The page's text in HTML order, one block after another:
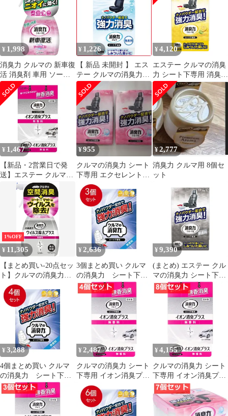
¥ 1,998
消臭力 クルマの 新車復
活 消臭剤 車用 ソープ
の香り 250ml 車 除菌&
抗
¥ 1,226
【 新品 未開封 】 エス
テー クルマの消臭力シ
ート下専用300g無香料
未使用 送料無料
¥ 4,120
エステー クルマの消臭
力 シート下専用 消臭芳
香剤 車用 フレッシュシ
トラスの香り 300g K-
65
¥ 1,467
【新品・2営業日で発
送】エステー クルマの
消臭力 シート下専用 イ
オン消臭プラス 無香料
¥955
クルマの消臭力 シート
下専用 エクセレントソ
ープ 2個セット
¥2,777
消臭力 クルマ用 8個セ
ット
1%OFF
¥ 11,305
【まとめ買い-20点セッ
ト】クルマの消臭力新
車復活ウイルス除去無
香性２５０ＭＬ×20点セ
ット
¥ 2,636
3個まとめ買い クルマ
の消臭力 シート下専
用 無香料 送料無料 ×
3個セット
¥ 9,390
(まとめ) エステー クル
マの消臭力 シート下専
用 無香料 1個 〔×10セ
ット〕
¥ 3,288
4個まとめ買い クルマ
の消臭力 シート下専
用 無香料 送料無料 ×
4個セット
¥ 2,487
クルマの消臭力 シート
下専用 イオン消臭プラ
ス 無香料 200g【4個セ
ット まとめ売り】 車
芳香剤
¥ 4,155
クルマの消臭力 シート
下専用 イオン消臭プラ
ス 無香料 200g【8個セ
ット まとめ売り】 車
芳香剤